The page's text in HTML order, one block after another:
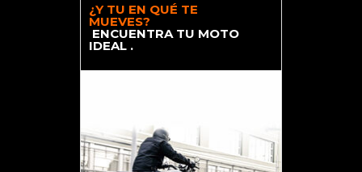
¿Y TU EN QUÉ TE
MUEVES?
ENCUENTRA TU MOTO
IDEAL .